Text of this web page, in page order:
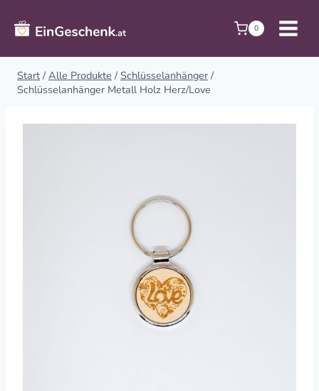
Inhalt
springen
0
Start / Alle Produkte / Schlüsselanhänger /
Schlüsselanhänger Metall Holz Herz/Love